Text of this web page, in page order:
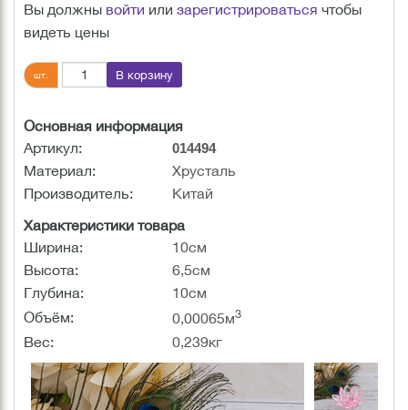
Вы должны войти или зарегистрироваться чтобы
видеть цены
шт. В корзину
Основная информация
Артикул:
014494
Материал:
Хрусталь
Производитель:
Китай
Характеристики товара
Ширина:
10см
Высота:
6,5см
Глубина:
10см
Объём:
0,00065м3
Вес: 0,239кг